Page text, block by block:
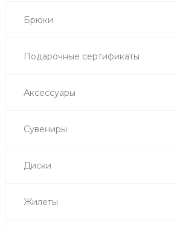
Брюки
Подарочные сертификаты
Аксессуары
Сувениры
Диски
Жилеты